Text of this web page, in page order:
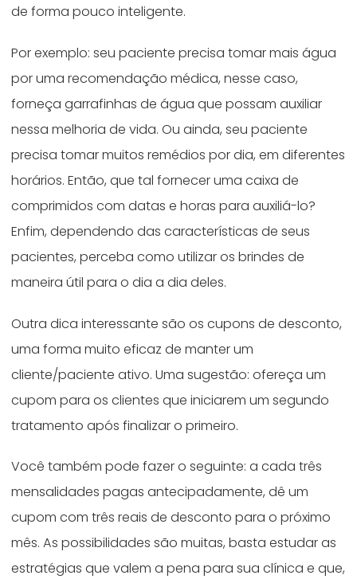
de forma pouco inteligente.
Por exemplo: seu paciente precisa tomar mais água
por uma recomendação médica, nesse caso,
forneça garrafinhas de água que possam auxiliar
nessa melhoria de vida. Ou ainda, seu paciente
precisa tomar muitos remédios por dia, em diferentes
horários. Então, que tal fornecer uma caixa de
comprimidos com datas e horas para auxiliá-lo?
Enfim, dependendo das características de seus
pacientes, perceba como utilizar os brindes de
maneira útil para o dia a dia deles.
Outra dica interessante são os cupons de desconto,
uma forma muito eficaz de manter um
cliente/paciente ativo. Uma sugestão: ofereça um
cupom para os clientes que iniciarem um segundo
tratamento após finalizar o primeiro.
Você também pode fazer o seguinte: a cada três
mensalidades pagas antecipadamente, dê um
cupom com três reais de desconto para o próximo
mês. As possibilidades são muitas, basta estudar as
estratégias que valem a pena para sua clínica e que,